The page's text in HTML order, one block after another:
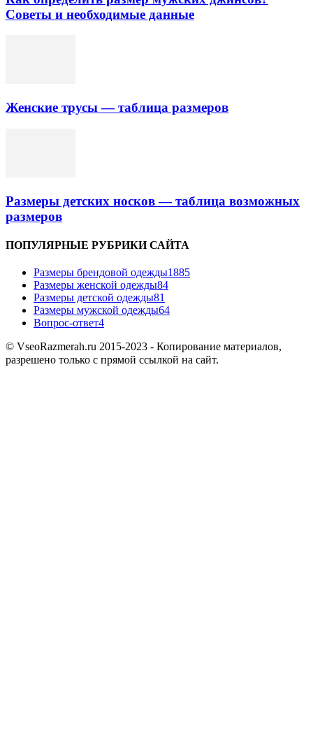
Советы и необходимые данные
Женские трусы — таблица размеров
Размеры детских носков — таблица возможных
размеров
ПОПУЛЯРНЫЕ РУБРИКИ САЙТА
Размеры брендовой одежды1885
Размеры женской одежды84
Размеры детской одежды81
Размеры мужской одежды64
Вопрос-ответ4
© VseoRazmerah.ru 2015-2023 - Копирование материалов,
разрешено только с прямой ссылкой на сайт.